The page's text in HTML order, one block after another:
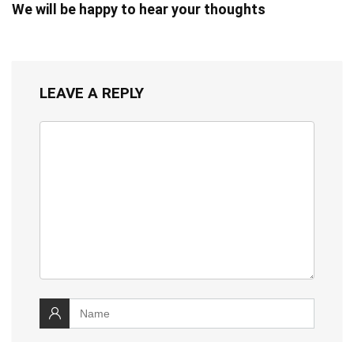
We will be happy to hear your thoughts
LEAVE A REPLY